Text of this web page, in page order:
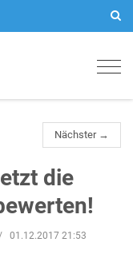
Nächster →
die
01.12.2017 21:53